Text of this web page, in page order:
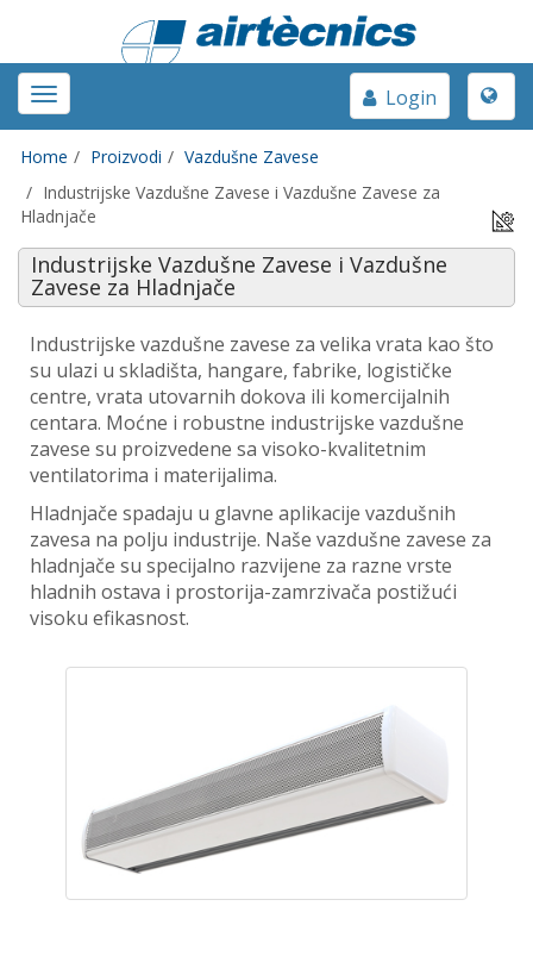
Toggle
navigation
Toggle
Login
Home Proizvodi
Vazdušne Zavese
Industrijske Vazdušne Zavese i Vazdušne Zavese za
Hladnjače
Industrijske Vazdušne Zavese i Vazdušne
Zavese za Hladnjače
Industrijske vazdušne zavese za velika vrata kao što
su ulazi u skladišta, hangare, fabrike, logističke
centre, vrata utovarnih dokova ili komercijalnih
centara. Moćne i robustne industrijske vazdušne
zavese su proizvedene sa visoko-kvalitetnim
ventilatorima i materijalima.
Hladnjače spadaju u glavne aplikacije vazdušnih
zavesa na polju industrije. Naše vazdušne zavese za
hladnjače su specijalno razvijene za razne vrste
hladnih ostava i prostorija-zamrzivača postižući
visoku efikasnost.